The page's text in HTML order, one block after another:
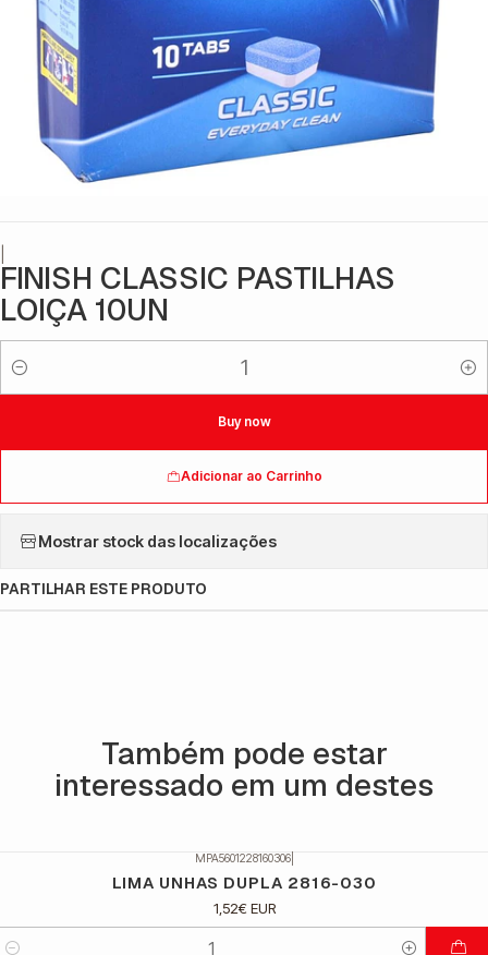
FINISH CLASSIC PASTILHAS
LOIÇA 10UN
Quantidade
Adicionar ao Carrinho
Buy now
Mostrar stock das localizações
PARTILHAR ESTE PRODUTO
Também pode estar
interessado em um destes
MPA5601228160306|
LIMA UNHAS DUPLA 2816-030
1,52€ EUR